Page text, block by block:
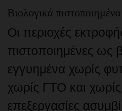
Βιολογικά
Οι περιοχές
πιστοποιημένες ως
εγγυημένα χωρίς
χωρίς ΓΤΟ και χωρίς
επεξεργασίες